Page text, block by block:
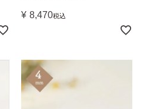
¥ 8,470税込